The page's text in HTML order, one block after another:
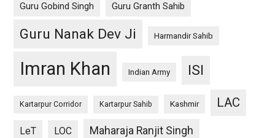
Guru Gobind Singh Guru Granth Sahib
Guru Nanak Dev Ji Harmandir Sahib
Imran Khan Indian Army ISI
Kartarpur Corridor Kartarpur Sahib Kashmir LAC
LeT LOC Maharaja Ranjit Singh